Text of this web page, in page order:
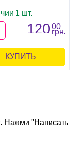
1 шт.
120 00
грн.
КУПИТЬ
Нажми "Написать